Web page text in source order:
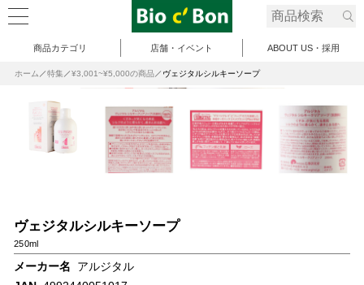
商品カテゴリ 店舗・イベント ABOUT US・採用
ホーム 特集 ¥3,001~¥5,000の商品 ヴェジタルシルキーソープ
ヴェジタルシルキーソープ
250ml
メーカー名
アルジタル